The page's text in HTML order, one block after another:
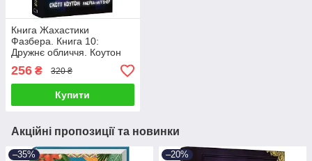
Книга Жахастики
Фазбера. Книга 10:
Дружнє обличчя. Коутон
Скотт
256 ₴ 320 ₴
Купити
Акційні пропозиції та новинки
–35% –20%